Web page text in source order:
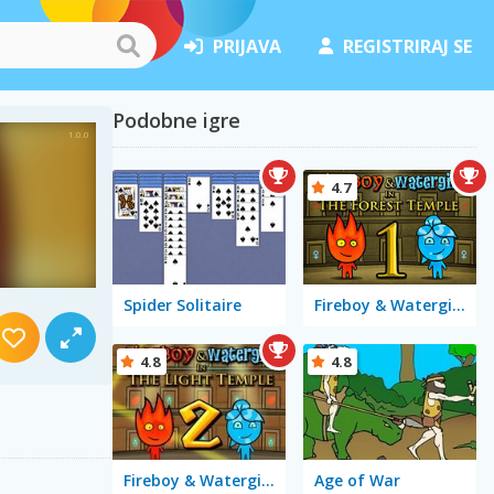
PRIJAVA REGISTRIRAJ SE
Podobne igre
Spider Solitaire Fireboy & Watergirl in The Forest Temple
4.7
Fireboy & Watergirl 2 in The Light Temple
4.8
Age of War
4.8